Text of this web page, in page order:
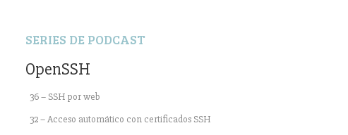
SERIES DE PODCAST
OpenSSH
36 – SSH por web
32 – Acceso automático con certificados SSH